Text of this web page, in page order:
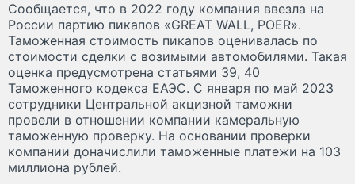
Сообщается, что в 2022 году компания ввезла на
России партию пикапов «GREAT WALL, POER».
Таможенная стоимость пикапов оценивалась по
стоимости сделки с возимыми автомобилями. Такая
оценка предусмотрена статьями 39, 40
Таможенного кодекса ЕАЭС. С января по май 2023
сотрудники Центральной акцизной таможни
провели в отношении компании камеральную
таможенную проверку. На основании проверки
компании доначислили таможенные платежи на 103
миллиона рублей.